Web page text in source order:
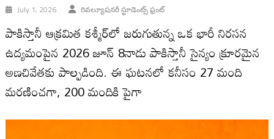
July 1, 2026 రివల్యూషనరీ స్టూడెంట్స్ ఫ్రంట్
పాకిస్తానీ ఆక్రమిత కశ్మీర్‌లో జరుగుతున్న ఒక భారీ నిరసన
ఉద్యమంపైన 2026 జూన్ 8నాడు పాకిస్తానీ సైన్యం క్రూరమైన
అణచివేతకు పాల్పడింది. ఈ ఘటనలో కనీసం 27 మంది
మరణించగా, 200 మందికి పైగా